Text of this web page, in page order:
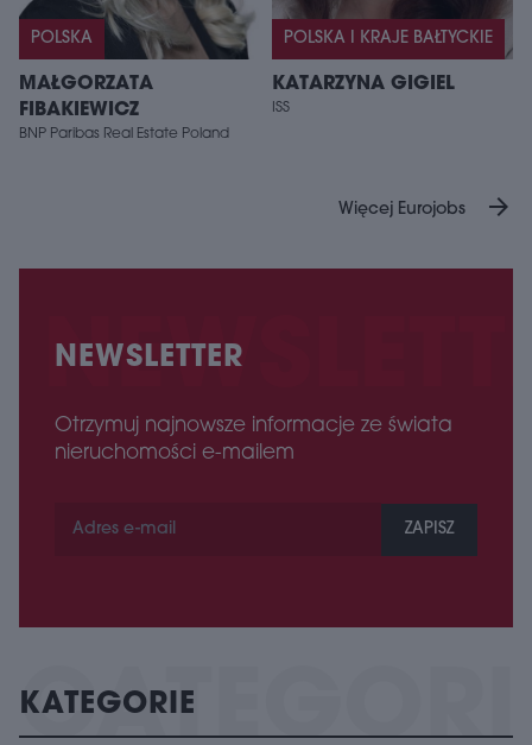
POLSKA
MAŁGORZATA
FIBAKIEWICZ
BNP Paribas Real Estate Poland
POLSKA I KRAJE BAŁTYCKIE
KATARZYNA GIGIEL
ISS
Więcej Eurojobs arrow_forward
NEWSLETTER
Otrzymuj najnowsze informacje ze świata
nieruchomości e-mailem
ZAPISZ
KATEGORIE